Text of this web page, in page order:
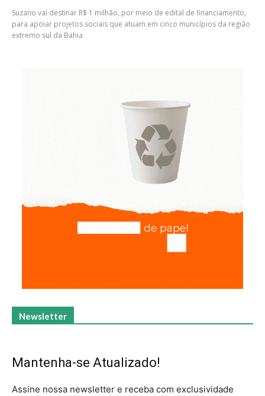
Suzano vai destinar R$ 1 milhão, por meio de edital de financiamento,
para apoiar projetos sociais que atuam em cinco municípios da região
extremo sul da Bahia
Newsletter
Mantenha-se Atualizado!
Assine nossa newsletter e receba com exclusividade